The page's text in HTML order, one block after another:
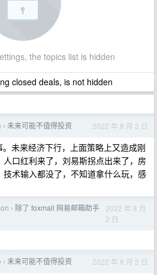
the topics list is hidden
closed deals, is not hidden
› 未来可能不值得投资 2022 年 8 月 2 日
未来经济下行，上面策略上又造成刚
口红利来了，刘易斯拐点出来了，房
术输入都没了，不知道拿什么玩，感
› 除了 foxmail 网易邮箱助手
2022 年 8 月
2 日
› 未来可能不值得投资 2022 年 8 月 2 日